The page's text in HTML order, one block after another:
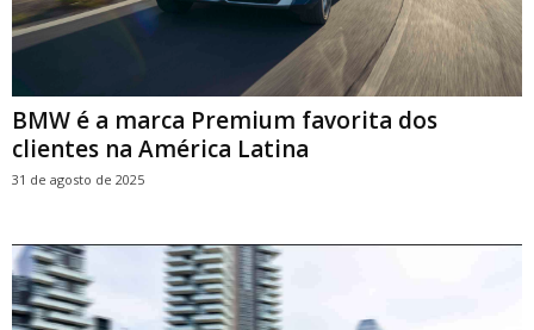
BMW é a marca Premium favorita dos
clientes na América Latina
31 de agosto de 2025